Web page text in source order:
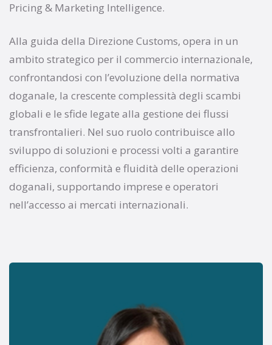
Pricing & Marketing Intelligence.
Alla guida della Direzione Customs, opera in un
ambito strategico per il commercio internazionale,
confrontandosi con l’evoluzione della normativa
doganale, la crescente complessità degli scambi
globali e le sfide legate alla gestione dei flussi
transfrontalieri. Nel suo ruolo contribuisce allo
sviluppo di soluzioni e processi volti a garantire
efficienza, conformità e fluidità delle operazioni
doganali, supportando imprese e operatori
nell’accesso ai mercati internazionali.